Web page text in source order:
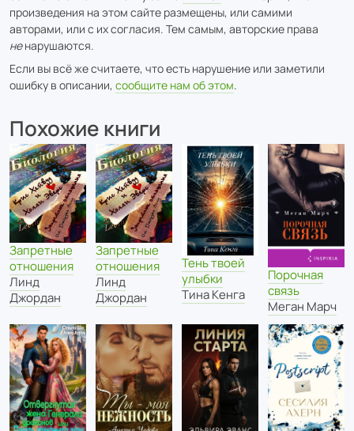
произведения на этом сайте размещены, или самими
авторами, или с их согласия. Тем самым, авторские права
ненарушаются.
Если вы всё же считаете, что есть нарушение или заметили
ошибку в описании, сообщите нам об этом.
Похожие книги
Запретные
отношения
Линд
Джордан
Запретные
отношения
Линд
Джордан
Тень твоей
улыбки
Тина Кенга
Порочная
связь
Меган Марч